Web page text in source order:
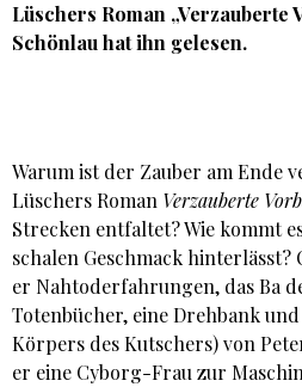
Lüschers Roman „Verzauberte
Schönlau hat ihn gelesen.
Warum ist der Zauber am Ende
Lüschers Roman Verzauberte
Strecken entfaltet? Wie kommt
schalen Geschmack
er Nahtoderfahrungen, das Ba
Totenbücher, eine Drehbank
Körpers des Kutschers) von
er eine Cyborg-Frau zur